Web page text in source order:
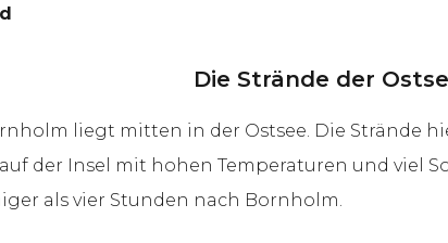
Die Strände der
liegt mitten in der Ostsee. Die Strände
der Insel mit hohen Temperaturen und viel
als vier Stunden nach Bornholm.